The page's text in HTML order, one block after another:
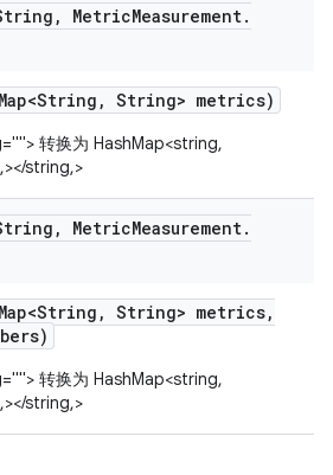
, MetricMeasurement.
, String> metrics)
转换为 HashMap<string,
string,>
, MetricMeasurement.
, String> metrics,
转换为 HashMap<string,
string,>